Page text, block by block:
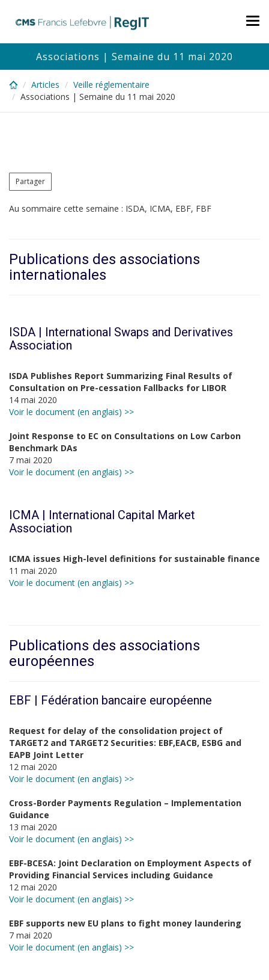
content
Associations | Semaine du 11 mai 2020
Articles
Veille réglementaire
Associations | Semaine du 11 mai 2020
Partager
Au sommaire cette semaine : ISDA, ICMA, EBF, FBF
Publications des associations
internationales
ISDA | International Swaps and Derivatives
Association
ISDA Publishes Report Summarizing Final Results of
Consultation on Pre-cessation Fallbacks for LIBOR
14 mai 2020
Voir le document (en anglais) >>
Joint Response to EC on Consultations on Low Carbon
Benchmark DAs
7 mai 2020
Voir le document (en anglais) >>
ICMA | International Capital Market
Association
ICMA issues High-level definitions for sustainable finance
11 mai 2020
Voir le document (en anglais) >>
Publications des associations
européennes
EBF | Fédération bancaire européenne
Request for delay of the consolidation project of
TARGET2 and TARGET2 Securities: EBF,EACB, ESBG and
EAPB Joint Letter
12 mai 2020
Voir le document (en anglais) >>
Cross-Border Payments Regulation – Implementation
Guidance
13 mai 2020
Voir le document (en anglais) >>
EBF-BCESA: Joint Declaration on Employment Aspects of
Providing Financial Services including Guidance
12 mai 2020
Voir le document (en anglais) >>
EBF supports new EU plans to fight money laundering
7 mai 2020
Voir le document (en anglais) >>